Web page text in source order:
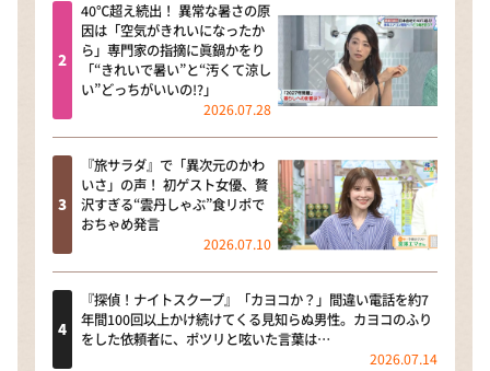
40℃超え続出！ 異常な暑さの原
因は「空気がきれいになったか
ら」専門家の指摘に眞鍋かをり
「“きれいで暑い”と“汚くて涼し
い”どっちがいいの!?」
2026.07.28
『旅サラダ』で「異次元のかわ
いさ」の声！ 初ゲスト女優、贅
沢すぎる“雲丹しゃぶ”食リポで
おちゃめ発言
2026.07.10
『探偵！ナイトスクープ』「カヨコか？」間違い電話を約7
年間100回以上かけ続けてくる見知らぬ男性。カヨコのふり
をした依頼者に、ポツリと呟いた言葉は…
2026.07.14